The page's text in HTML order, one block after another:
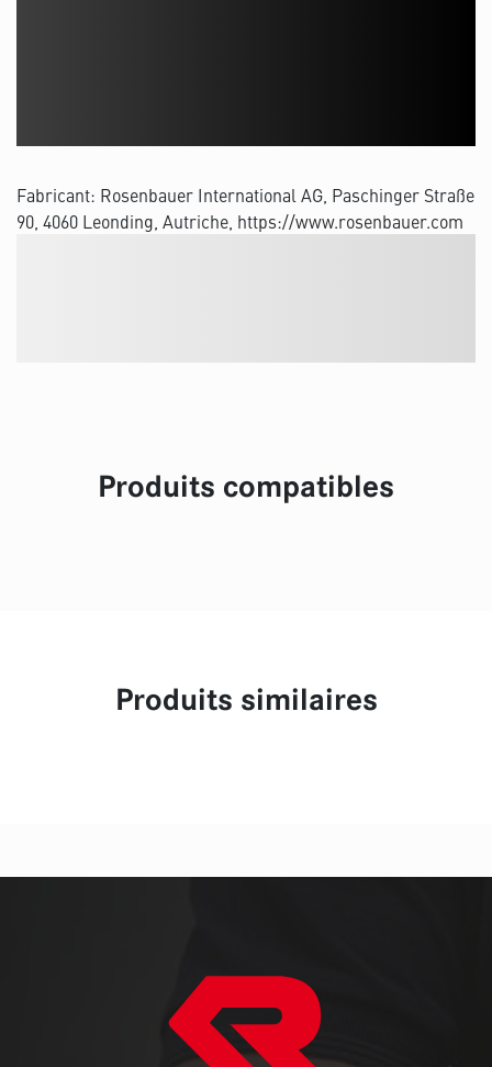
Fabricant: Rosenbauer International AG, Paschinger Straße
90, 4060 Leonding, Autriche, https://www.rosenbauer.com
Produits compatibles
Produits similaires